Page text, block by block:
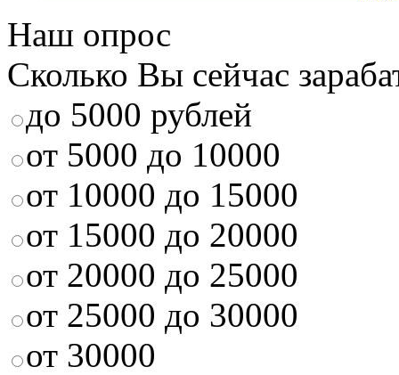
Наш опрос
Сколько Вы сейчас
до 5000 рублей
от 5000 до 10000
от 10000 до 15000
от 15000 до 20000
от 20000 до 25000
от 25000 до 30000
от 30000